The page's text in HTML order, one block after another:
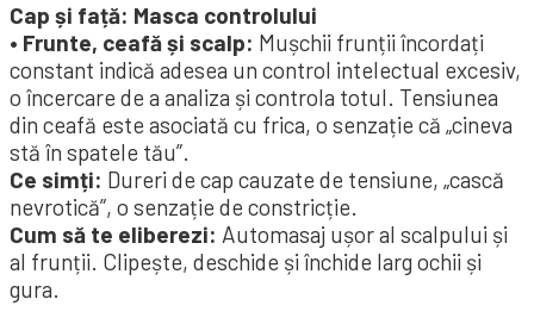
Cap și față: Masca controlului
• Frunte, ceafă și scalp: Mușchii frunții încordați
constant indică adesea un control intelectual excesiv,
o încercare de a analiza și controla totul. Tensiunea
din ceafă este asociată cu frica, o senzație că „cineva
stă în spatele tău”.
Ce simți: Dureri de cap cauzate de tensiune, „cască
nevrotică”, o senzație de constricție.
Cum să te eliberezi: Automasaj ușor al scalpului și
al frunții. Clipește, deschide și închide larg ochii și
gura.